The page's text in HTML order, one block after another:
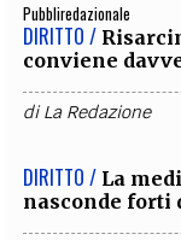
Pubbliredazionale
DIRITTO /
conviene
diLa Redazione
DIRITTO / La
nasconde forti